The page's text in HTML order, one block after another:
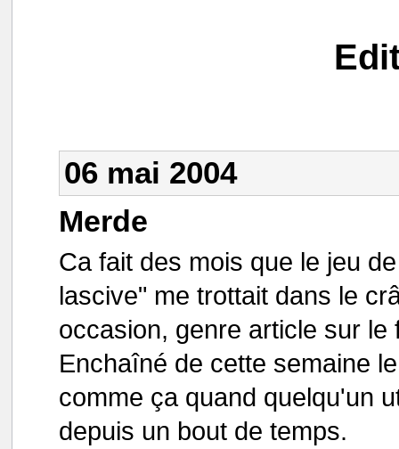
06 mai 2004
Merde
Ca fait des mois que le jeu
lascive" me trottait dans le
occasion, genre article sur
Enchaîné de cette semaine
comme ça quand quelqu'un
depuis un bout de temps.